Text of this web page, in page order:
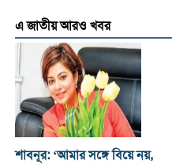
এ জাতীয় আরও খবর
শাবনূর: ‘আমার সঙ্গে বিয়ে নয়,